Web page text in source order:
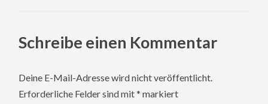
Schreibe einen Kommentar
Deine E-Mail-Adresse wird nicht veröffentlicht.
Erforderliche Felder sind mit* markiert